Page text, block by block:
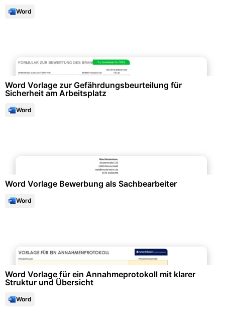
Word
Word Vorlage zur Gefährdungsbeurteilung für
Sicherheit am Arbeitsplatz
Word
Word Vorlage Bewerbung als Sachbearbeiter
Word
Word Vorlage für ein Annahmeprotokoll mit klarer
Struktur und Übersicht
Word